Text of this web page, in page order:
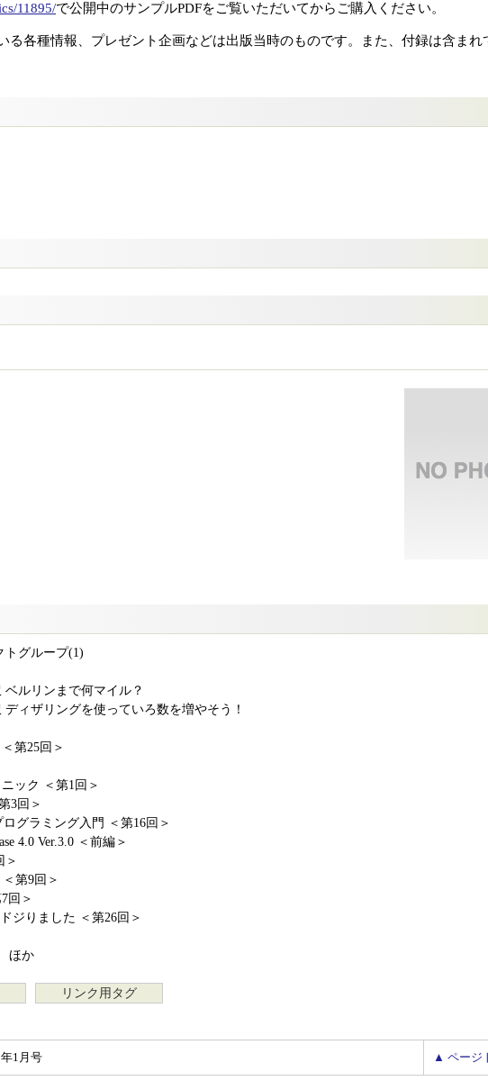
11895/で公開中のサンプルPDFをご覧いただいてからご購入ください。
各種情報、プレゼント企画などは出版当時のものです。また、付録は含まれ
トグループ(1)
ルリンまで何マイル？
ィザリングを使っていろ数を増やそう！
第25回＞
ック ＜第1回＞
3回＞
グラミング入門 ＜第16回＞
4.0 Ver.3.0 ＜前編＞
＞
第9回＞
回＞
ジりました ＜第26回＞
ほか
リンク用タグ
1月号 ▲ ページ